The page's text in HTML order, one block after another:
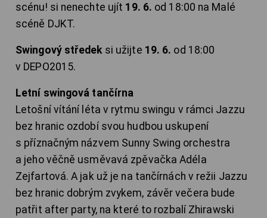
scénu! si nenechte ujít 19. 6. od 18:00 na Malé
scéně DJKT.
Swingový středek si užijte 19. 6. od 18:00
v DEPO2015.
Letní swingová tančírna
Letošní vítání léta v rytmu swingu v rámci Jazzu
bez hranic ozdobí svou hudbou uskupení
s příznačným názvem Sunny Swing orchestra
a jeho věčně usměvavá zpěvačka Adéla
Zejfartová. A jak už je na tančírnách v režii Jazzu
bez hranic dobrým zvykem, závěr večera bude
patřit after party, na které to rozbalí Zhirawski